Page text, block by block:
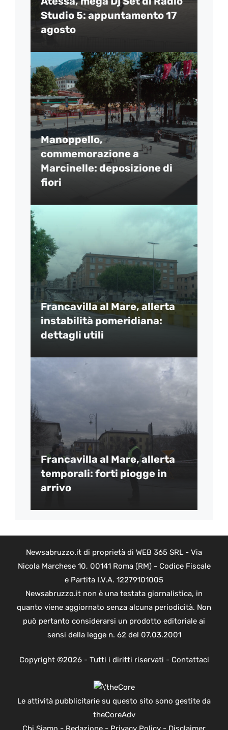
Studio 5: appuntamento 17
agosto
Manoppello,
commemorazione a
Marcinelle: deposizione di
fiori
Francavilla al Mare, allerta
instabilità pomeridiana:
dettagli utili
Francavilla al Mare, allerta
temporali: forti piogge in
arrivo
Newsabruzzo.it di proprietà di WEB 365 SRL - Via
Nicola Marchese 10, 00141 Roma (RM) - Codice Fiscale
e Partita I.V.A. 12279101005
Newsabruzzo.it non è una testata giornalistica, in
quanto viene aggiornato senza alcuna periodicità. Non
può pertanto considerarsi un prodotto editoriale ai
sensi della legge n. 62 del 07.03.2001
Copyright ©2026 - Tutti i diritti riservati - Contattaci
Le attività pubblicitarie su questo sito sono gestite da
theCoreAdv